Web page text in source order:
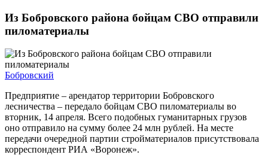
Из Бобровского района бойцам СВО отправили
пиломатериалы
Бобровский
Предприятие – арендатор территории Бобровского
лесничества – передало бойцам СВО пиломатериалы во
вторник, 14 апреля. Всего подобных гуманитарных грузов
оно отправило на сумму более 24 млн рублей. На месте
передачи очередной партии стройматериалов присутствовала
корреспондент РИА «Воронеж».